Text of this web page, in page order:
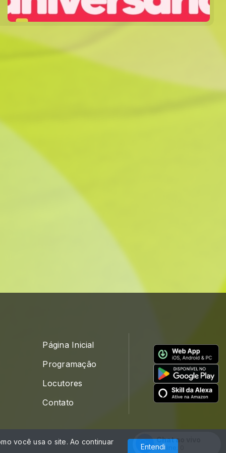
Página Inicial
Programação
Locutores
Contato
Com a tecnologia
você usa o site. Ao continuar
Entendi
Chat ao vivo
Online: